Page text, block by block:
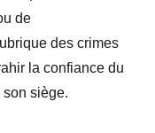
de
des crimes
la confiance du
siège.